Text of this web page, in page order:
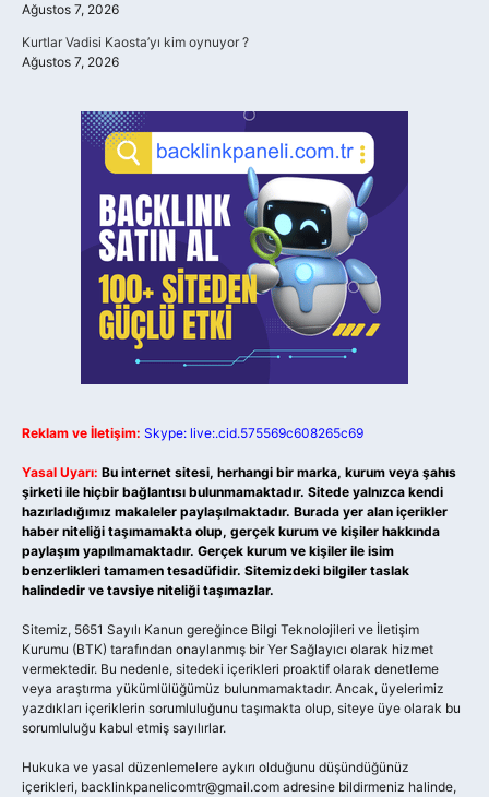
Ağustos 7, 2026
Kurtlar Vadisi Kaosta’yı kim oynuyor ?
Ağustos 7, 2026
Reklam ve İletişim: Skype: live:.cid.575569c608265c69
Yasal Uyarı: Bu internet sitesi, herhangi bir marka, kurum veya şahıs
şirketi ile hiçbir bağlantısı bulunmamaktadır. Sitede yalnızca kendi
hazırladığımız makaleler paylaşılmaktadır. Burada yer alan içerikler
haber niteliği taşımamakta olup, gerçek kurum ve kişiler hakkında
paylaşım yapılmamaktadır. Gerçek kurum ve kişiler ile isim
benzerlikleri tamamen tesadüfidir. Sitemizdeki bilgiler taslak
halindedir ve tavsiye niteliği taşımazlar.
Sitemiz, 5651 Sayılı Kanun gereğince Bilgi Teknolojileri ve İletişim
Kurumu (BTK) tarafından onaylanmış bir Yer Sağlayıcı olarak hizmet
vermektedir. Bu nedenle, sitedeki içerikleri proaktif olarak denetleme
veya araştırma yükümlülüğümüz bulunmamaktadır. Ancak, üyelerimiz
yazdıkları içeriklerin sorumluluğunu taşımakta olup, siteye üye olarak bu
sorumluluğu kabul etmiş sayılırlar.
Hukuka ve yasal düzenlemelere aykırı olduğunu düşündüğünüz
içerikleri, backlinkpanelicomtr@gmail.com adresine bildirmeniz halinde,